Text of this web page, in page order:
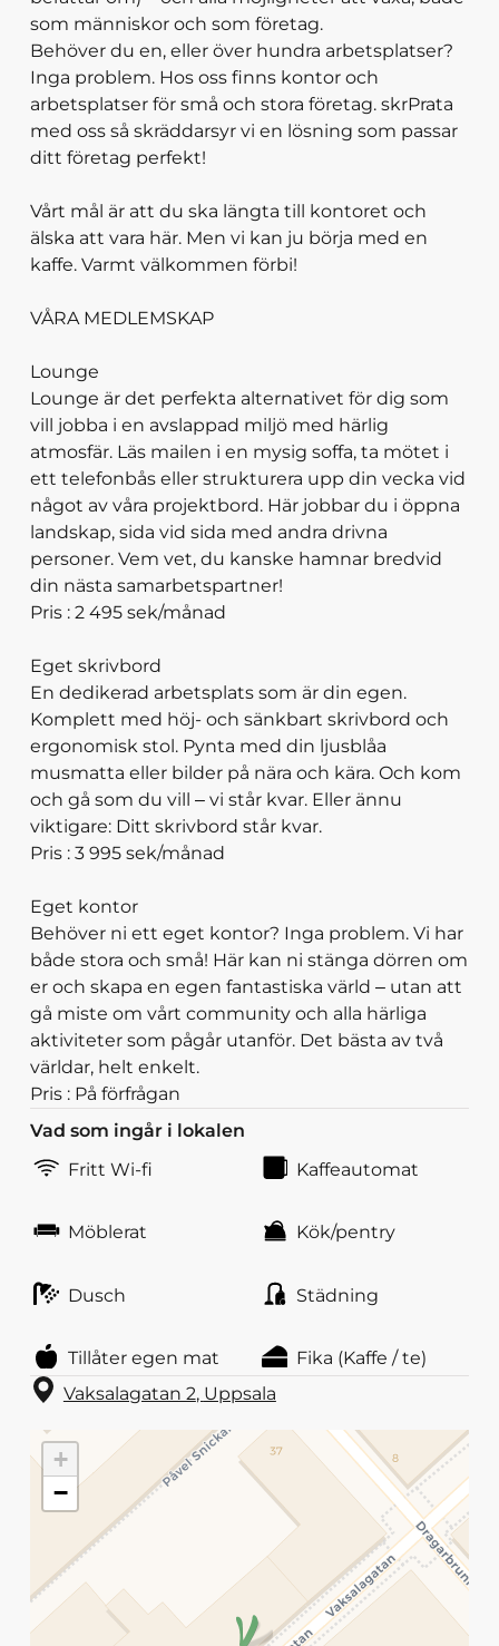
som människor och som företag.
Behöver du en, eller över hundra arbetsplatser?
Inga problem. Hos oss finns kontor och
arbetsplatser för små och stora företag. skrPrata
med oss så skräddarsyr vi en lösning som passar
ditt företag perfekt!
Vårt mål är att du ska längta till kontoret och
älska att vara här. Men vi kan ju börja med en
kaffe. Varmt välkommen förbi!
VÅRA MEDLEMSKAP
Lounge
Lounge är det perfekta alternativet för dig som
vill jobba i en avslappad miljö med härlig
atmosfär. Läs mailen i en mysig soffa, ta mötet i
ett telefonbås eller strukturera upp din vecka vid
något av våra projektbord. Här jobbar du i öppna
landskap, sida vid sida med andra drivna
personer. Vem vet, du kanske hamnar bredvid
din nästa samarbetspartner!
Pris : 2 495 sek/månad
Eget skrivbord
En dedikerad arbetsplats som är din egen.
Komplett med höj- och sänkbart skrivbord och
ergonomisk stol. Pynta med din ljusblåa
musmatta eller bilder på nära och kära. Och kom
och gå som du vill – vi står kvar. Eller ännu
viktigare: Ditt skrivbord står kvar.
Pris : 3 995 sek/månad
Eget kontor
Behöver ni ett eget kontor? Inga problem. Vi har
både stora och små! Här kan ni stänga dörren om
er och skapa en egen fantastiska värld – utan att
gå miste om vårt community och alla härliga
aktiviteter som pågår utanför. Det bästa av två
världar, helt enkelt.
Pris : På förfrågan
Vad som ingår i lokalen
Fritt Wi-fi
Kaffeautomat
Möblerat Kök/pentry
Dusch Städning
Tillåter egen mat
Fika (Kaffe / te)
Vaksalagatan 2, Uppsala
+
−